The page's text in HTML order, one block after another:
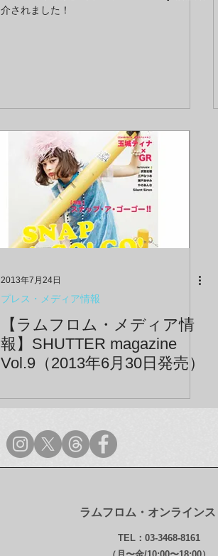
介されました！
2013年7月24日
プレス・メディア情報
【ラムフロム・メディア情
報】SHUTTER magazine
Vol.9（2013年6月30日発売）
ラムフロム・オンライン
TEL：03-3468-8161